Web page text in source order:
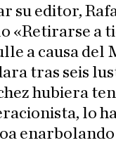
su editor,
«Retirarse a
a causa del
tras seis
hubiera
lo
enarbolando